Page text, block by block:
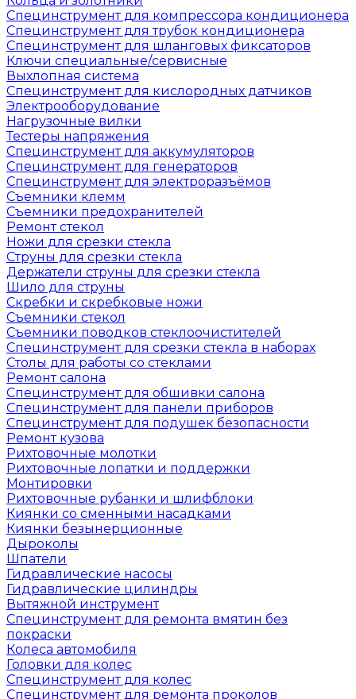
Специнструмент для компрессора кондиционера
Специнструмент для трубок кондиционера
Специнструмент для шланговых фиксаторов
Ключи специальные/сервисные
Выхлопная система
Специнструмент для кислородных датчиков
Электрооборудование
Нагрузочные вилки
Тестеры напряжения
Специнструмент для аккумуляторов
Специнструмент для генераторов
Специнструмент для электроразъёмов
Съемники клемм
Съемники предохранителей
Ремонт стекол
Ножи для срезки стекла
Струны для срезки стекла
Держатели струны для срезки стекла
Шило для струны
Скребки и скребковые ножи
Съемники стекол
Съемники поводков стеклоочистителей
Специнструмент для срезки стекла в наборах
Столы для работы со стеклами
Ремонт салона
Специнструмент для обшивки салона
Специнструмент для панели приборов
Специнструмент для подушек безопасности
Ремонт кузова
Рихтовочные молотки
Рихтовочные лопатки и поддержки
Монтировки
Рихтовочные рубанки и шлифблоки
Киянки со сменными насадками
Киянки безынерционные
Дыроколы
Шпатели
Гидравлические насосы
Гидравлические цилиндры
Вытяжной инструмент
Специнструмент для ремонта вмятин без
покраски
Колеса автомобиля
Головки для колес
Специнструмент для колес
Специнструмент для ремонта проколов